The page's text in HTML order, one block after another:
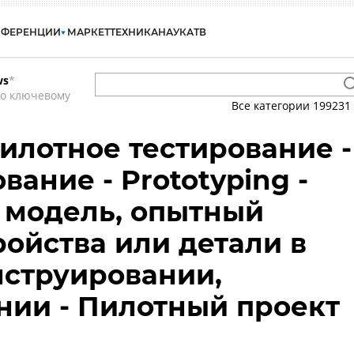
МАРКЕТТЕХНИКАНАУКАТВ
*
ключевому
Все категории 199231
тестирование -
- Prototyping -
опытный
или детали в
- Пилотный проект